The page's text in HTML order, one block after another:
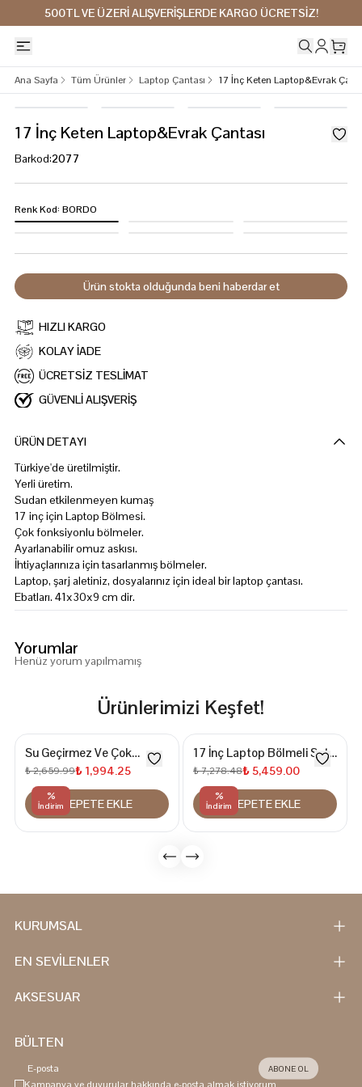
500TL VE ÜZERİ ALIŞVERİŞLERDE KARGO ÜCRETSİZ!
Ana Sayfa Tüm Ürünler Laptop Çantası 17 İnç Keten Laptop&Evrak
17 İnç Keten Laptop&Evrak Çantası
Barkod:2077
Renk Kod: BORDO
Ürün stokta olduğunda beni haberdar et
HIZLI KARGO
KOLAY İADE
ÜCRETSİZ TESLİMAT
GÜVENLİ ALIŞVERİŞ
ÜRÜN DETAYI
Türkiye'de üretilmiştir.
Yerli üretim.
Sudan etkilenmeyen kumaş
17 inç için Laptop Bölmesi.
Çok fonksiyonlu bölmeler.
Ayarlanabilir omuz askısı.
İhtiyaçlarınıza için tasarlanmış bölmeler.
Laptop, şarj aletiniz, dosyalarınız için ideal bir laptop çantası.
Ebatları. 41x30x9 cm dir.
Yorumlar
Henüz yorum yapılmamış
Ürünlerimizi Keşfet!
%
İndirim
Su Geçirmez Ve Çok
Fonksiyonlu 15,6 İnc
Laptop Bölmeli Postacı
Çantası
₺ 2,659.99₺ 1,994.25
SEPETE EKLE
%
İndirim
17 İnç Laptop Bölmeli Sırt
Çantası
₺ 7,278.48₺ 5,459.00
SEPETE EKLE
KURUMSAL
EN SEVİLENLER
AKSESUAR
BÜLTEN
ABONE OL